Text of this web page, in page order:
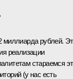
миллиарда рублей.
реализации
стараемся
(у нас есть